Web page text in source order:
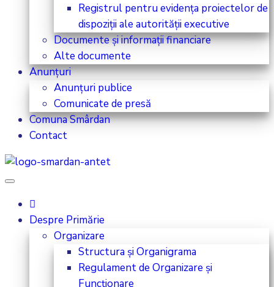
Registrul pentru evidența proiectelor de
dispoziții ale autorității executive
Documente și informații financiare
Alte documente
Anunțuri
Anunțuri publice
Comunicate de presă
Comuna Smârdan
Contact
Despre Primărie
Organizare
Structura și Organigrama
Regulament de Organizare și
Funcționare